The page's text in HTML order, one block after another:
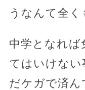
うなんて全く
中学となれば
てはいけない
だケガで済ん